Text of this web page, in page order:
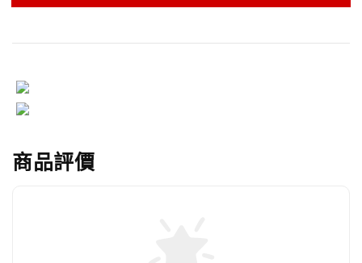
商品評價